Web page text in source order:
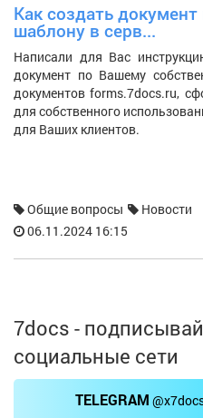
Как создать
шаблону в серв...
Написали для Вас
документ по Вашему
документов forms.7docs.ru,
для собственного
для Ваших клиентов.
Общие вопросы
Новости
06.11.2024 16:15
7docs -
социальные сети
TELEGRAM